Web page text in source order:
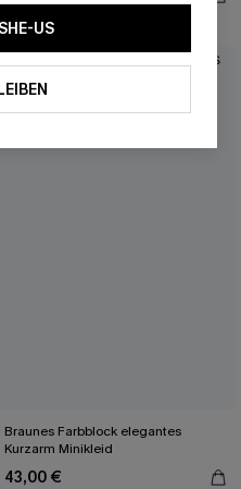
Braunes Farbblock elegantes
Kurzarm Minikleid
43,00 €
US